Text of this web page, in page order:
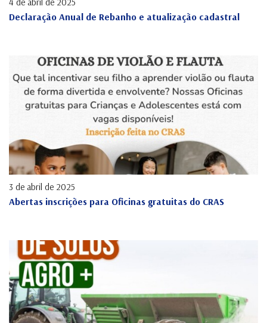
Declaração Anual de Rebanho e atualização cadastral
3 de abril de 2025
Abertas inscrições para Oficinas gratuitas do CRAS